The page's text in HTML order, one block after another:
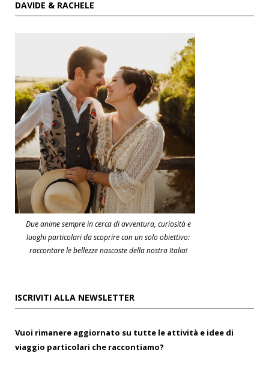
DAVIDE & RACHELE
Due anime sempre in cerca di avventura, curiosità e
luoghi particolari da scoprire con un solo obiettivo:
raccontare le bellezze nascoste della nostra Italia!
ISCRIVITI ALLA NEWSLETTER
Vuoi rimanere aggiornato su tutte le attività e idee di
viaggio particolari che raccontiamo?